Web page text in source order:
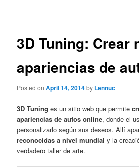
3D Tuning: Crear
apariencias de
Posted onApril 14, 2014by Lennuc
3D Tuning es un sitio web que permite
apariencias de autos online, donde el
personalizarlo según sus deseos. Allí
reconocidas a nivel mundial y la
verdadero taller de arte.